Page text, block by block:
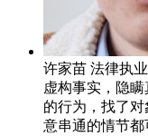
许家苗 法律执
虚构事实，隐
的行为，找了
意串通的情节都